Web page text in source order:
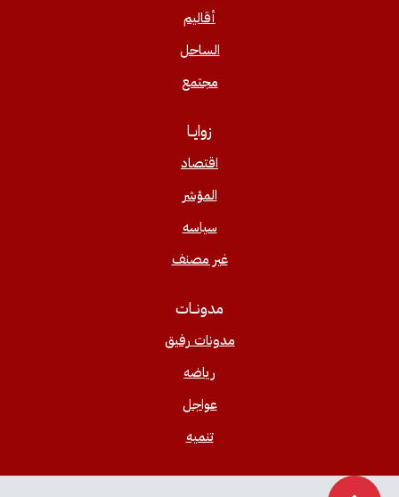
أقاليم
الساحل
مجتمع
زوايــا
اقتصاد
المؤشر
سياسه
غير مصنف
مدونــات
مدونات رفيق
رياضه
عواجل
تنميه